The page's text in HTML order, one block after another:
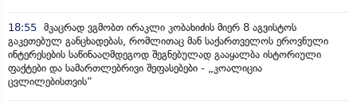
18:55 მკაცრად ვგმობთ ირაკლი კობახიძის მიერ 8 აგვისტოს
გაკეთებულ განცხადებას, რომლითაც მან საქართველოს ეროვნული
ინტერესების საწინააღმდეგოდ შეგნებულად გააყალბა ისტორიული
ფაქტები და სამართლებრივი შეფასებები - „კოალიცია
ცვლილებისთვის“